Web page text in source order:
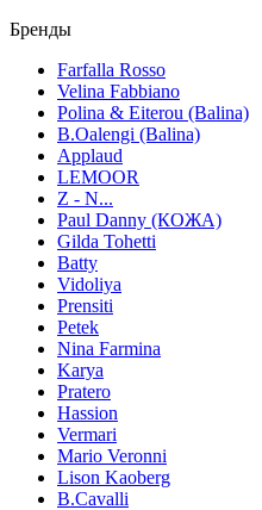
Бренды
Farfalla Rosso
Velina Fabbiano
Polina & Eiterou (Balina)
B.Oalengi (Balina)
Applaud
LEMOOR
Z - N...
Paul Danny (КОЖА)
Gilda Tohetti
Batty
Vidoliya
Prensiti
Petek
Nina Farmina
Karya
Pratero
Hassion
Vermari
Mario Veronni
Lison Kaoberg
B.Cavalli